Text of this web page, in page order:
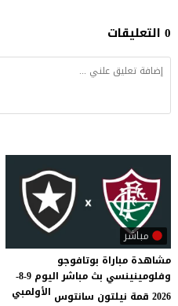
0 التعليقات
مباشر
مشاهدة مباراة بوتافوجو
وفلومينينسي بث مباشر اليوم 9-8-
2026 قمة نيلتون سانتوس
الأولمبي